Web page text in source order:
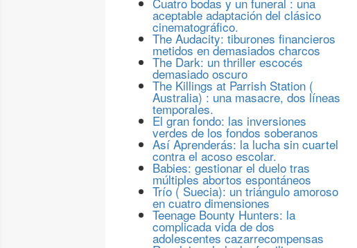
aceptable adaptación del clásico
cinematográfico.
The Audacity: tiburones financieros
metidos en demasiados charcos
The Dark: un thriller escocés
demasiado oscuro
The Killings at Parrish Station (
Australia) : una masacre, dos líneas
temporales.
El gran fondo: las inversiones
verdes de los fondos soberanos
Así Aprenderás: la lucha sin cuartel
contra el acoso escolar.
Babies: gestionar el duelo tras
múltiples abortos espontáneos
Trío ( Suecia): un triángulo amoroso
en cuatro dimensiones
Teenage Bounty Hunters: la
complicada vida de dos
adolescentes cazarrecompensas